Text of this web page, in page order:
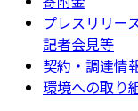
プレスリリー
記者会見等
契約・調達情
環境への取り